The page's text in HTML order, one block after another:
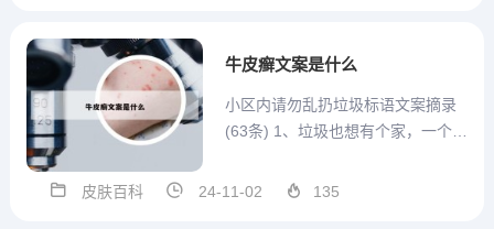
血病等都会引发红皮病。红皮病多
牛皮癣文案是什么
小区内请勿乱扔垃圾标语文案摘录
(63条) 1、垃圾也想有个家，一个不
变完美。 垃圾随人走，到“家”才分
皮肤百科 24-11-02 135